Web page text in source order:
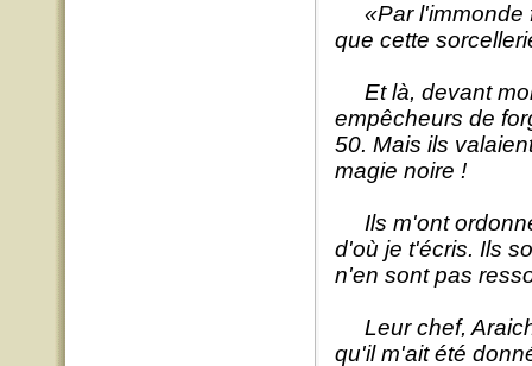
«Par l'immonde
que cette
Et là, devant
empêcheurs de
50. Mais ils
magie noire !
Ils m'ont
d'où je t'écris. Ils
n'en sont pas
Leur chef,
qu'il m'ait été